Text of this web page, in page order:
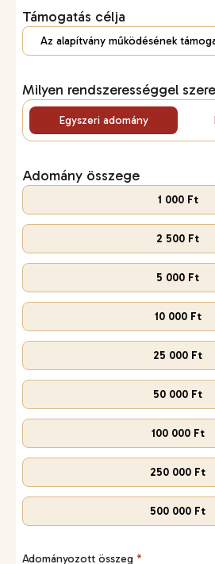
Támogatás célja
Milyen rendszerességgel
Egyszeri adomány
Adomány összege
1 000 Ft
2 500 Ft
5 000 Ft
10 000 Ft
25 000 Ft
50 000 Ft
100 000 Ft
250 000 Ft
500 000 Ft
Adományozott összeg *